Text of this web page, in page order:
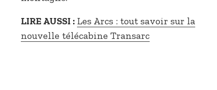
LIRE AUSSI : Les Arcs : tout savoir sur la
nouvelle télécabine Transarc